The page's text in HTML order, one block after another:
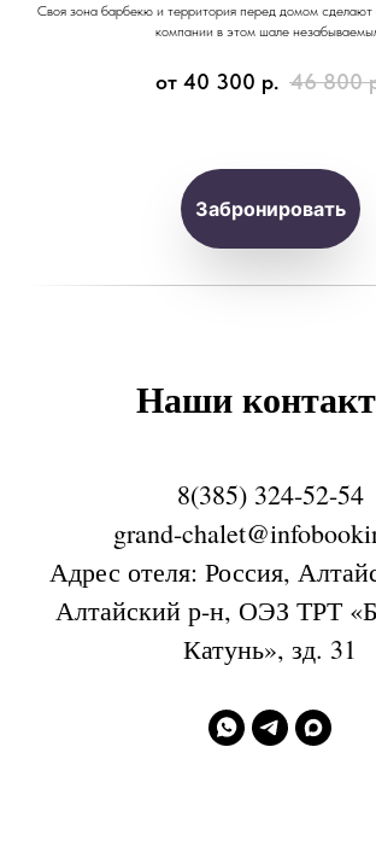
Своя зона барбекю и территория перед домом сделают
компании в этом шале
от 40 300 р. 46 800
Забронировать
Наши
8(385) 324-52-54
grand-
Адрес отеля: Россия,
Алтайский р-н, ОЭЗ ТРТ
Катунь», зд. 31